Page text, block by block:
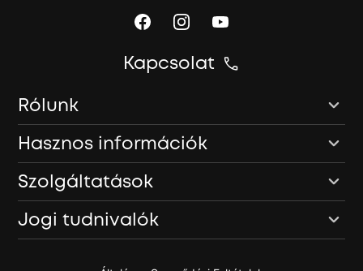
Kapcsolat
Rólunk
Hasznos információk
Szolgáltatások
Jogi tudnivalók